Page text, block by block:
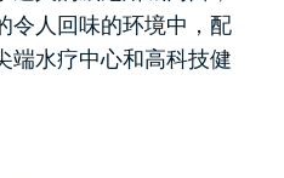
令人回味的环境中，配
端水疗中心和高科技健